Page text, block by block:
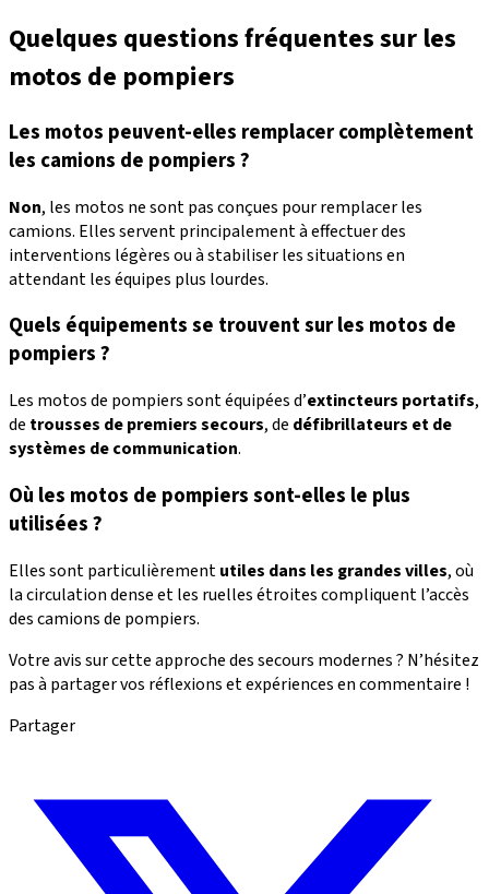
Quelques questions fréquentes sur les
motos de pompiers
Les motos peuvent-elles remplacer complètement
les camions de pompiers ?
Non, les motos ne sont pas conçues pour remplacer les
camions. Elles servent principalement à effectuer des
interventions légères ou à stabiliser les situations en
attendant les équipes plus lourdes.
Quels équipements se trouvent sur les motos de
pompiers ?
Les motos de pompiers sont équipées d’extincteurs portatifs,
de trousses de premiers secours, de défibrillateurs et de
systèmes de communication.
Où les motos de pompiers sont-elles le plus
utilisées ?
Elles sont particulièrementutiles dans les grandes villes, où
la circulation dense et les ruelles étroites compliquent l’accès
des camions de pompiers.
Votre avis sur cette approche des secours modernes ? N’hésitez
pas à partager vos réflexions et expériences en commentaire !
Partager